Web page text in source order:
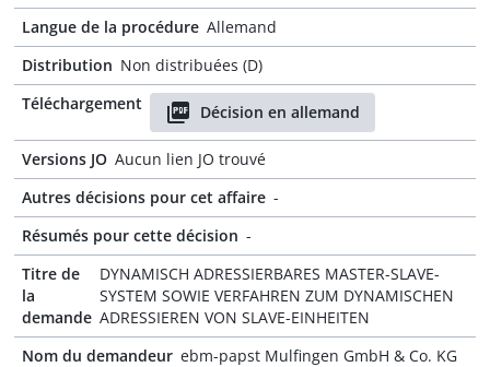
Langue de la procédure Allemand
Distribution Non distribuées (D)
Téléchargement
Décision en allemand
Versions JO Aucun lien JO trouvé
Autres décisions pour cet affaire -
Résumés pour cette décision -
Titre de
la
demande
DYNAMISCH ADRESSIERBARES MASTER-SLAVE-
SYSTEM SOWIE VERFAHREN ZUM DYNAMISCHEN
ADRESSIEREN VON SLAVE-EINHEITEN
Nom du demandeur ebm-papst Mulfingen GmbH & Co. KG